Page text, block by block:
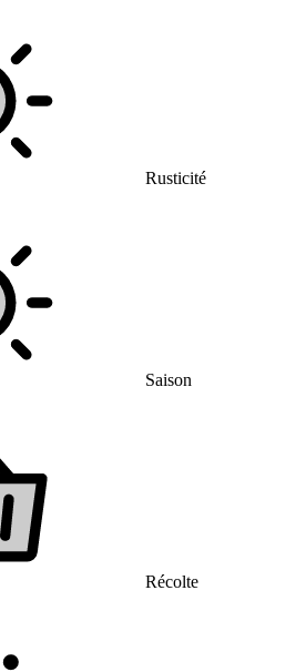
Rusticité
Saison
Récolte